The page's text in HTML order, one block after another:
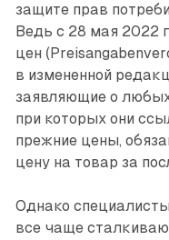
защите прав
Ведь с 28 мая 2022
цен
в измененной
заявляющие о
при которых они
прежние цены,
цену на товар за
Однако
все чаще